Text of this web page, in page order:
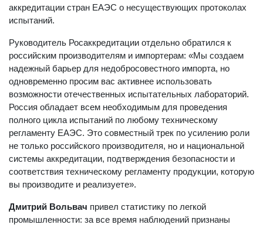
аккредитации стран ЕАЭС о несуществующих протоколах
испытаний.
Руководитель Росаккредитации отдельно обратился к
российским производителям и импортерам: «Мы создаем
надежный барьер для недобросовестного импорта, но
одновременно просим вас активнее использовать
возможности отечественных испытательных лабораторий.
Россия обладает всем необходимым для проведения
полного цикла испытаний по любому техническому
регламенту ЕАЭС. Это совместный трек по усилению роли
не только российского производителя, но и национальной
системы аккредитации, подтверждения безопасности и
соответствия техническому регламенту продукции, которую
вы производите и реализуете».
Дмитрий Вольвач привел статистику по легкой
промышленности: за все время наблюдений признаны